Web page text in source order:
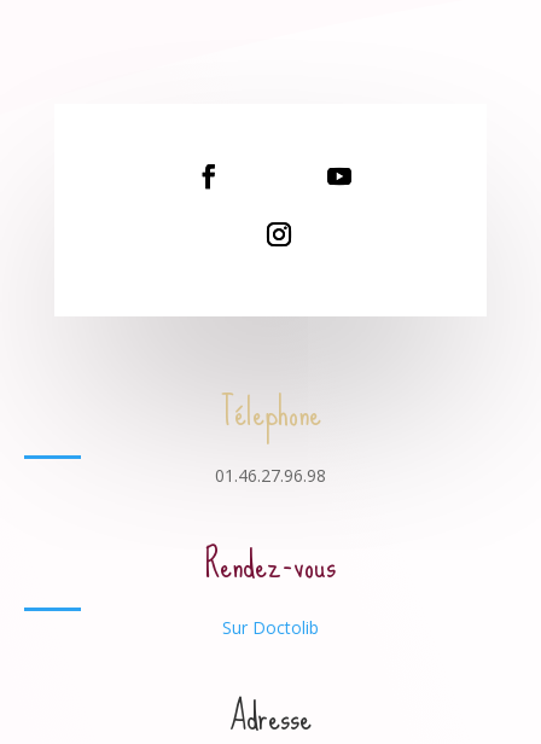
Télephone
01.46.27.96.98
Rendez-vous
Sur Doctolib
Adresse